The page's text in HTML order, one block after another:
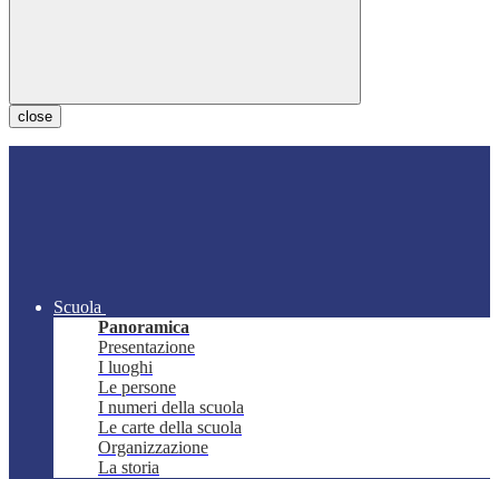
close
Scuola
Panoramica
Presentazione
I luoghi
Le persone
I numeri della scuola
Le carte della scuola
Organizzazione
La storia